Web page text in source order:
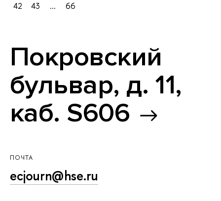
42
43 ... 66
Покровский
бульвар, д. 11,
каб. S606
ПОЧТА
ecjourn@hse.ru